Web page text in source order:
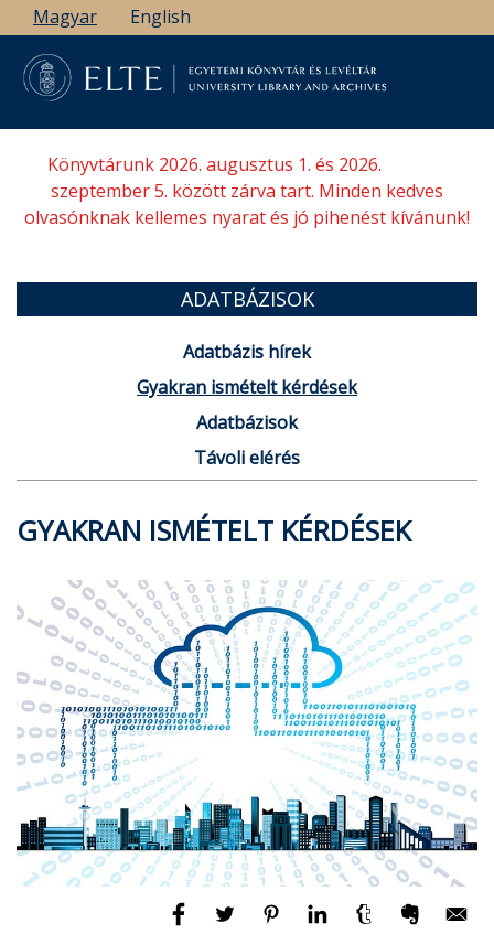
Ugrás
a
tartalomra
Magyar English
Könyvtárunk 2026. augusztus 1. és 2026.
szeptember 5. között zárva tart. Minden kedves
olvasónknak kellemes nyarat és jó pihenést kívánunk!
ADATBÁZISOK
Adatbázis hírek
Gyakran ismételt kérdések
Adatbázisok
Távoli elérés
GYAKRAN ISMÉTELT KÉRDÉSEK